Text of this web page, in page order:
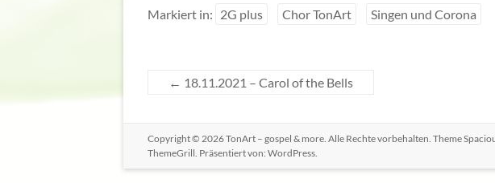
Markiert in: 2G plus Chor TonArt Singen und Corona
← 18.11.2021 – Carol of the Bells
Copyright © 2026TonArt – gospel & more. Alle Rechte vorbehalten. Theme
ThemeGrill. Präsentiert von: WordPress.